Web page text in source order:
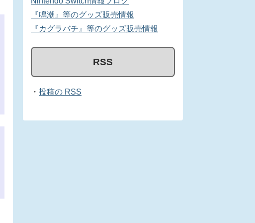
『鳴潮』等のグッズ販売情報
『カグラバチ』等のグッズ販売情報
RSS
・ 投稿の RSS